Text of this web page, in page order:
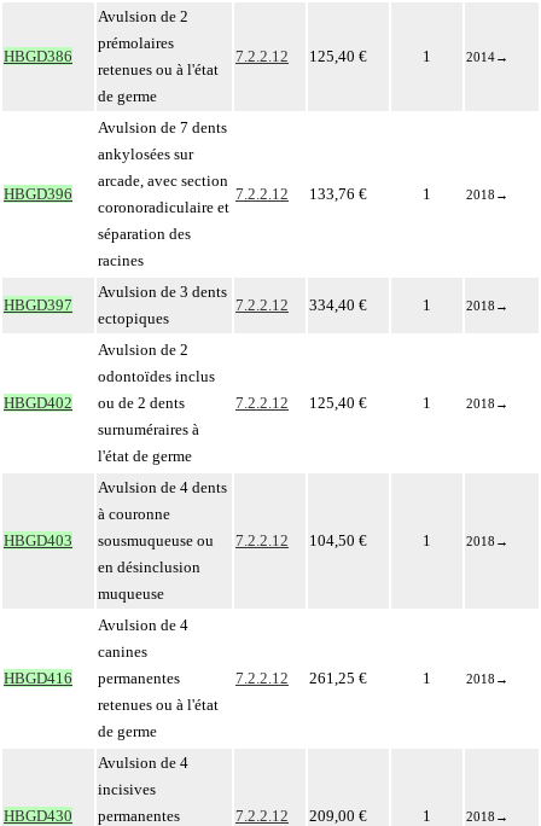
HBGD386
Avulsion de 2
prémolaires
retenues ou à l'état
de germe
7.2.2.12 125,40 € 1 2014→
HBGD396
Avulsion de 7 dents
ankylosées sur
arcade, avec section
coronoradiculaire et
séparation des
racines
7.2.2.12 133,76 € 1 2018 →
HBGD397
Avulsion de 3 dents
ectopiques
7.2.2.12 334,40 € 1 2018 →
HBGD402
Avulsion de 2
odontoïdes inclus
ou de 2 dents
surnuméraires à
l'état de germe
7.2.2.12 125,40 € 1 2018 →
HBGD403
Avulsion de 4 dents
à couronne
sousmuqueuse ou
en désinclusion
muqueuse
7.2.2.12 104,50 € 1 2018 →
HBGD416
Avulsion de 4
canines
permanentes
retenues ou à l'état
de germe
7.2.2.12 261,25 € 1 2018 →
HBGD430
Avulsion de 4
incisives
permanentes
7.2.2.12 209,00 € 1 2018 →